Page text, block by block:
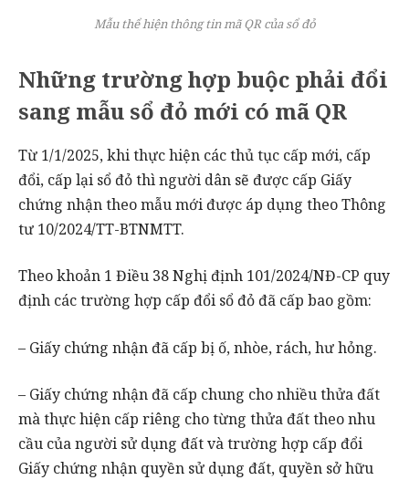
Mẫu thể hiện thông tin mã QR của sổ đỏ
Những trường hợp buộc phải đổi
sang mẫu sổ đỏ mới có mã QR
Từ 1/1/2025, khi thực hiện các thủ tục cấp mới, cấp
đổi, cấp lại sổ đỏ thì người dân sẽ được cấp Giấy
chứng nhận theo mẫu mới được áp dụng theo Thông
tư 10/2024/TT-BTNMTT.
Theo khoản 1 Điều 38 Nghị định 101/2024/NĐ-CP quy
định các trường hợp cấp đổi sổ đỏ đã cấp bao gồm:
– Giấy chứng nhận đã cấp bị ố, nhòe, rách, hư hỏng.
– Giấy chứng nhận đã cấp chung cho nhiều thửa đất
mà thực hiện cấp riêng cho từng thửa đất theo nhu
cầu của người sử dụng đất và trường hợp cấp đổi
Giấy chứng nhận quyền sử dụng đất, quyền sở hữu